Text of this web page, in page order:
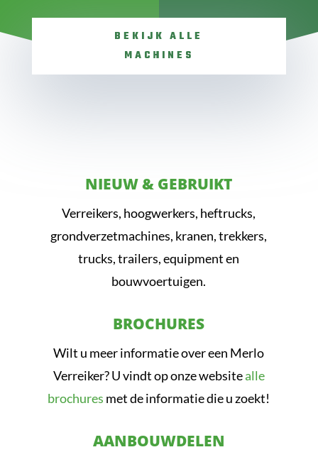
BEKIJK ALLE
MACHINES
NIEUW & GEBRUIKT
Verreikers, hoogwerkers, heftrucks,
grondverzetmachines, kranen, trekkers,
trucks, trailers, equipment en
bouwvoertuigen.
BROCHURES
Wilt u meer informatie over een Merlo
Verreiker? U vindt op onze websitealle
brochures met de informatie die u zoekt!
AANBOUWDELEN